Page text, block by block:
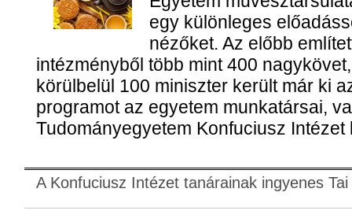
egy különleges
nézőket. Az előbb
intézményből több mint 400
körülbelül 100 miniszter került már ki
programot az egyetem munkatársai,
Tudományegyetem Konfuciusz Intézet
A Konfuciusz Intézet tanárainak ingyenes